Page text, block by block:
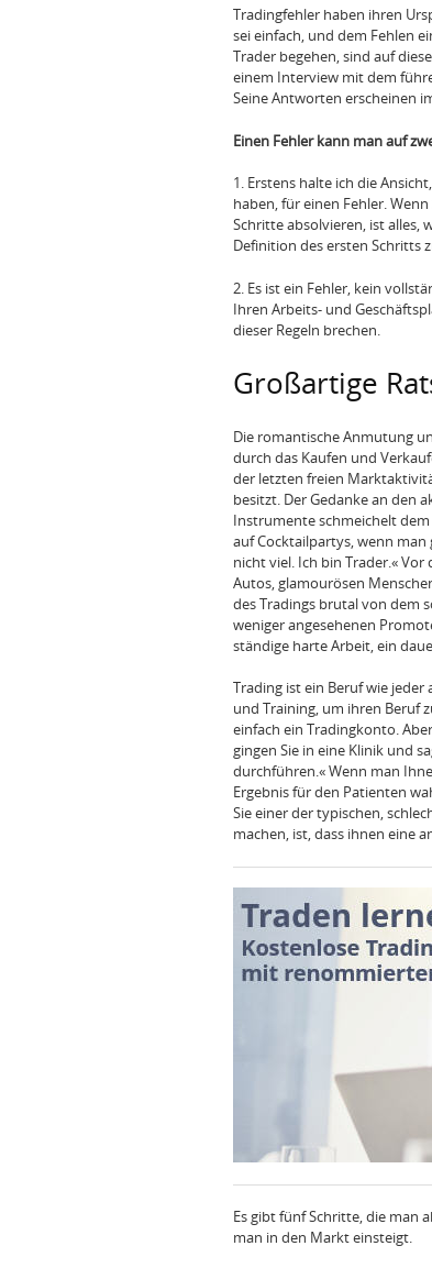
Tradingfehler haben ihren
sei einfach, und dem Fehlen
Trader begehen, sind auf
einem Interview mit dem
Seine Antworten erscheinen
Einen Fehler kann man auf
1. Erstens halte ich die
haben, für einen Fehler.
Schritte absolvieren, ist alles,
Definition des ersten Schritts
2. Es ist ein Fehler, kein
Ihren Arbeits- und
dieser Regeln brechen.
Großartige
Die romantische Anmutung
durch das Kaufen und
der letzten freien
besitzt. Der Gedanke an den
Instrumente schmeichelt
auf Cocktailpartys, wenn
nicht viel. Ich bin Trader.«
Autos, glamourösen
des Tradings brutal von dem
weniger angesehenen
ständige harte Arbeit, ein
Trading ist ein Beruf wie
und Training, um ihren Beruf
einfach ein Tradingkonto.
gingen Sie in eine Klinik und
durchführen.« Wenn man
Ergebnis für den Patienten
Sie einer der typischen,
machen, ist, dass ihnen eine
Es gibt fünf Schritte, die man
man in den Markt einsteigt.